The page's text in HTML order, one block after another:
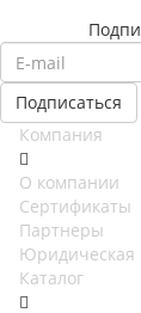
Компания
О компании
Сертификаты
Партнеры
Каталог